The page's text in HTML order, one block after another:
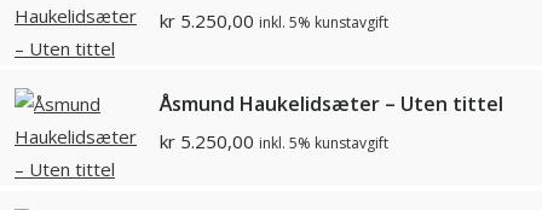
kr 5.250,00 inkl. 5% kunstavgift
Åsmund Haukelidsæter – Uten tittel
kr 5.250,00 inkl. 5% kunstavgift